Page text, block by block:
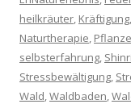
heilkräuter, Kräftigung,
Naturtherapie,
selbsterfahrung,
Stressbewältigung,
Wald,Waldbaden,